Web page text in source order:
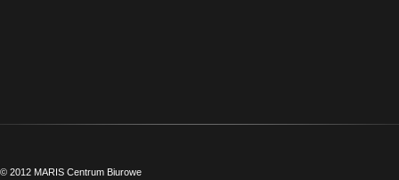
© 2012 MARIS Centrum Biurowe